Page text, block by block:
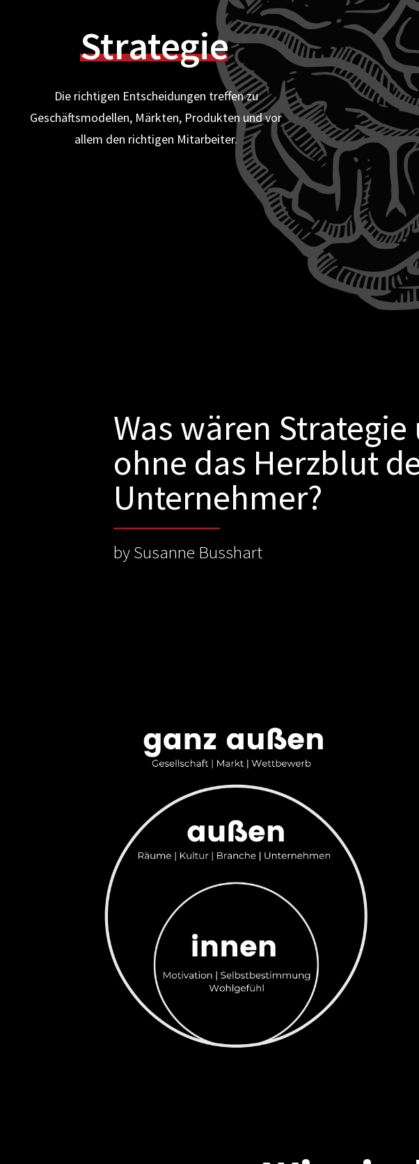
Strategie
Die richtigen Entscheidungen treffen zu
Geschäftsmodellen, Märkten, Produkten und vor
allem den richtigen Mitarbeiter.
Was wären
ohne das Herzblut
Unternehmer?
by Susanne Busshart